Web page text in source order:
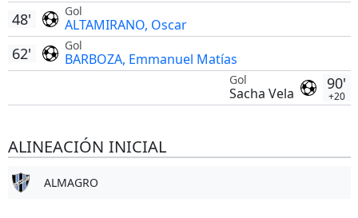
Gol
ALTAMIRANO, Oscar
48'
Gol
BARBOZA, Emmanuel Matías
62'
90'
+20
Gol
Sacha Vela
ALINEACIÓN INICIAL
ALMAGRO